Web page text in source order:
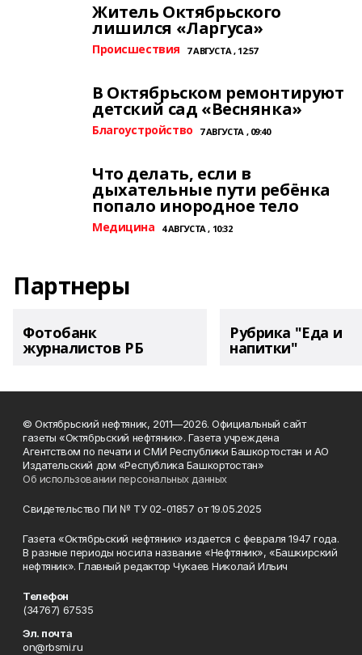
Житель Октябрьского
лишился «Ларгуса»
Происшествия 7 АВГУСТА , 12:57
В Октябрьском ремонтируют
детский сад «Веснянка»
Благоустройство 7 АВГУСТА , 09:40
Что делать, если в
дыхательные пути ребёнка
попало инородное тело
Медицина 4 АВГУСТА , 10:32
Партнеры
Фотобанк
журналистов РБ
Рубрика "Еда и
напитки"
© Октябрьский нефтяник, 2011—2026. Официальный сайт
газеты «Октябрьский нефтяник». Газета учреждена
Агентством по печати и СМИ Республики Башкортостан и АО
Издательский дом «Республика Башкортостан»
Об использовании персональных данных
Свидетельство ПИ № ТУ 02-01857 от 19.05.2025
Газета «Октябрьский нефтяник» издается с февраля 1947 года.
В разные периоды носила название «Нефтяник», «Башкирский
нефтяник». Главный редактор Чукаев Николай Ильич
Телефон
(34767) 67535
Эл. почта
on@rbsmi.ru